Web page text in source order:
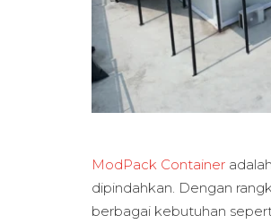
ModPack Container
dipindahkan. Dengan
berbagai kebutuhan